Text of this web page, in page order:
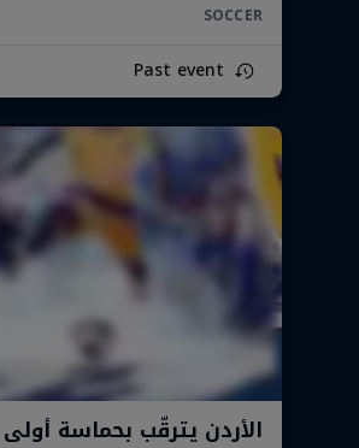
SOCCER
Past event